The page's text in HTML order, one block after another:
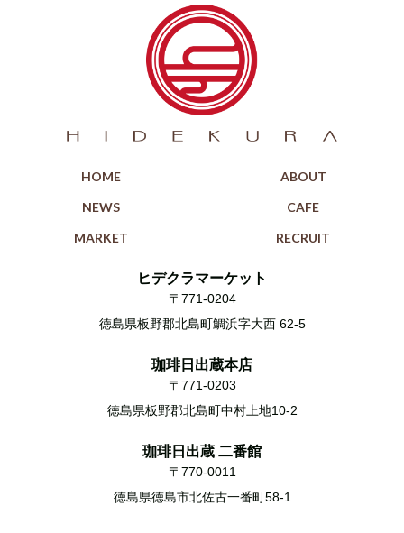
HOME
ABOUT
NEWS
CAFE
MARKET
RECRUIT
ヒデクラマーケット
〒771-0204
徳島県板野郡北島町鯛浜字大西 62-5
珈琲日出蔵本店
〒771-0203
徳島県板野郡北島町中村上地10-2
珈琲日出蔵 二番館
〒770-0011
徳島県徳島市北佐古一番町58-1